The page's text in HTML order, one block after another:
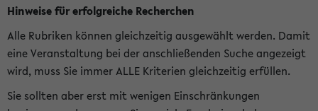
Hinweise für erfolgreiche Recherchen
Alle Rubriken können gleichzeitig ausgewählt werden. Damit
eine Veranstaltung bei der anschließenden Suche angezeigt
wird, muss Sie immer ALLE Kriterien gleichzeitig erfüllen.
Sie sollten aber erst mit wenigen Einschränkungen